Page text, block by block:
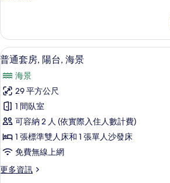
的
所
有
相
片
客
房,
陽
台,
海
景
的
詳
情
顯
示
普
通
套
房,
陽
台,
海
24
普通套房, 陽台, 海景
海景
29 平方公尺
1 間臥室
可容納 2 人 (依實際入住人數計費)
1 張標準雙人床和 1 張單人沙發床
免費無線上網
更多資訊
更